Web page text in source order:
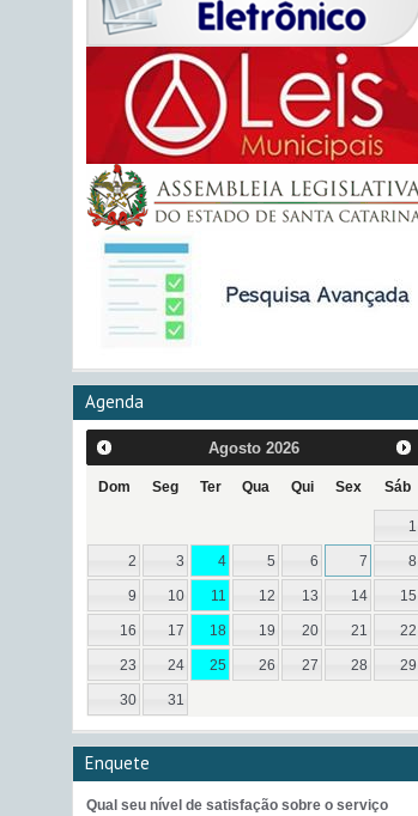
Agenda
Agosto 2026
Dom Seg Ter Qua Qui Sex Sáb
1
2 3 4 5 6 7 8
9 10 11 12 13 14 15
16 17 18 19 20 21 22
23 24 25 26 27 28 29
30 31
Enquete
Qual seu nível de satisfação sobre o serviço